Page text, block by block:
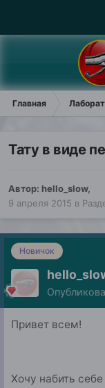
Главная
Тату в виде
Автор: hello_slow,
9 апреля 2015 в
Новичок
Привет всем!
Хочу набить